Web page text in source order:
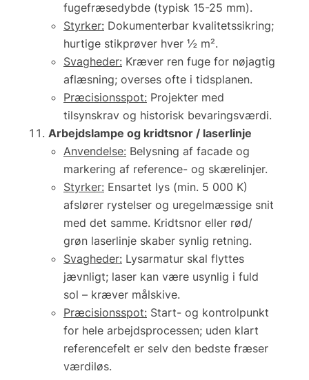
fugefræsedybde (typisk 15-25 mm).
Styrker: Dokumenterbar kvalitetssikring;
hurtige stikprøver hver ½ m².
Svagheder: Kræver ren fuge for nøjagtig
aflæsning; overses ofte i tidsplanen.
Præcisionsspot: Projekter med
tilsynskrav og historisk bevaringsværdi.
Arbejdslampe og kridtsnor / laserlinje
Anvendelse: Belysning af facade og
markering af reference- og skærelinjer.
Styrker: Ensartet lys (min. 5 000 K)
afslører rystelser og uregelmæssige snit
med det samme. Kridtsnor eller rød/
grøn laserlinje skaber synlig retning.
Svagheder: Lysarmatur skal flyttes
jævnligt; laser kan være usynlig i fuld
sol – kræver målskive.
Præcisionsspot: Start- og kontrolpunkt
for hele arbejdsprocessen; uden klart
referencefelt er selv den bedste fræser
værdiløs.